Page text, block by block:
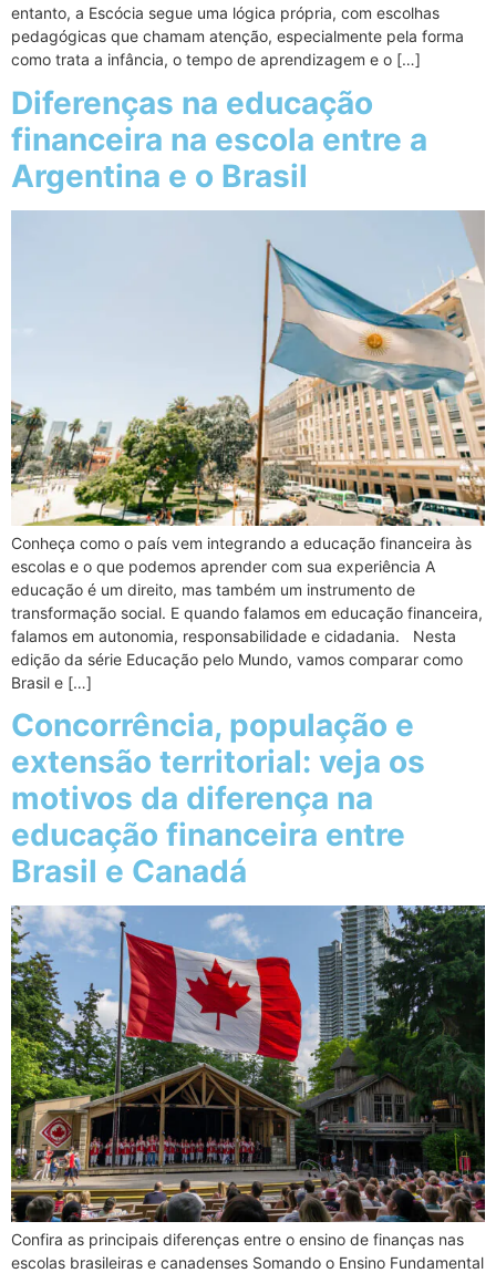
entanto, a Escócia segue uma lógica própria, com escolhas
pedagógicas que chamam atenção, especialmente pela forma
como trata a infância, o tempo de aprendizagem e o […]
Diferenças na educação
financeira na escola entre a
Argentina e o Brasil
Conheça como o país vem integrando a educação financeira às
escolas e o que podemos aprender com sua experiência A
educação é um direito, mas também um instrumento de
transformação social. E quando falamos em educação financeira,
falamos em autonomia, responsabilidade e cidadania. Nesta
edição da série Educação pelo Mundo, vamos comparar como
Brasil e […]
Concorrência, população e
extensão territorial: veja os
motivos da diferença na
educação financeira entre
Brasil e Canadá
Confira as principais diferenças entre o ensino de finanças nas
escolas brasileiras e canadenses Somando o Ensino Fundamental